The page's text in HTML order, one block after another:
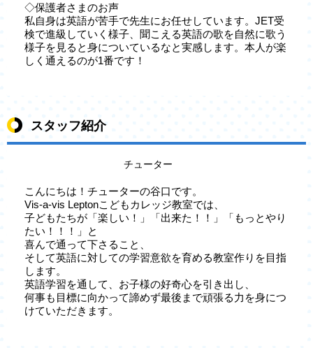
◇保護者さまのお声
私自身は英語が苦手で先生にお任せしています。JET受
検で進級していく様子、聞こえる英語の歌を自然に歌う
様子を見ると身についているなと実感します。本人が楽
しく通えるのが1番です！
スタッフ紹介
チューター
こんにちは！チューターの谷口です。
Vis-a-vis Leptonこどもカレッジ教室では、
子どもたちが「楽しい！」「出来た！！」「もっとやり
たい！！！」と
喜んで通って下さること、
そして英語に対しての学習意欲を育める教室作りを目指
します。
英語学習を通して、お子様の好奇心を引き出し、
何事も目標に向かって諦めず最後まで頑張る力を身につ
けていただきます。